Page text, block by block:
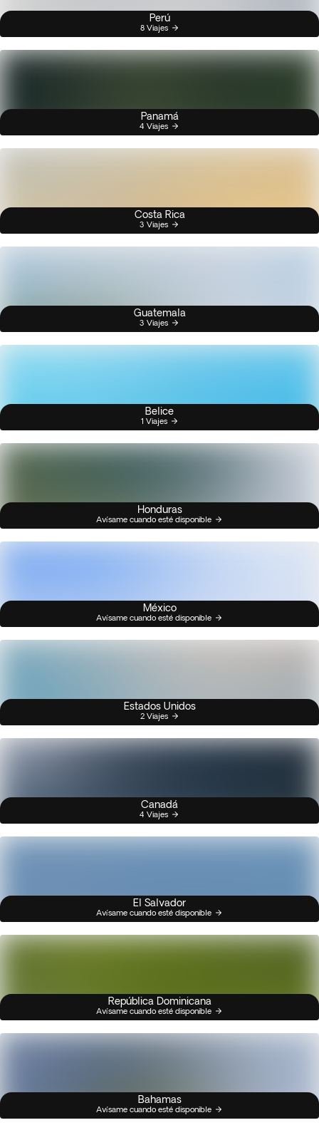
Perú
8 Viajes
Panamá
4 Viajes
Costa Rica
3 Viajes
Guatemala
3 Viajes
Belice
1 Viajes
Honduras
Avísame cuando esté disponible
México
Avísame cuando esté disponible
Estados Unidos
2 Viajes
Canadá
4 Viajes
El Salvador
Avísame cuando esté disponible
República Dominicana
Avísame cuando esté disponible
Bahamas
Avísame cuando esté disponible